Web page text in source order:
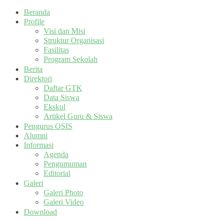
Beranda
Profile
Visi dan Misi
Struktur Organisasi
Fasilitas
Program Sekolah
Berita
Direktori
Daftar GTK
Data Siswa
Ekskul
Artikel Guru & Siswa
Pengurus OSIS
Alumni
Informasi
Agenda
Pengumuman
Editorial
Galeri
Galeri Photo
Galeri Video
Download